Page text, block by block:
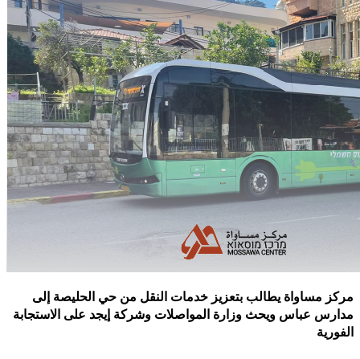
مركز مساواة يطالب بتعزيز خدمات النقل من حي الحليصة إلى
مدارس عباس ويحث وزارة المواصلات وشركة إيجد على الاستجابة
الفورية